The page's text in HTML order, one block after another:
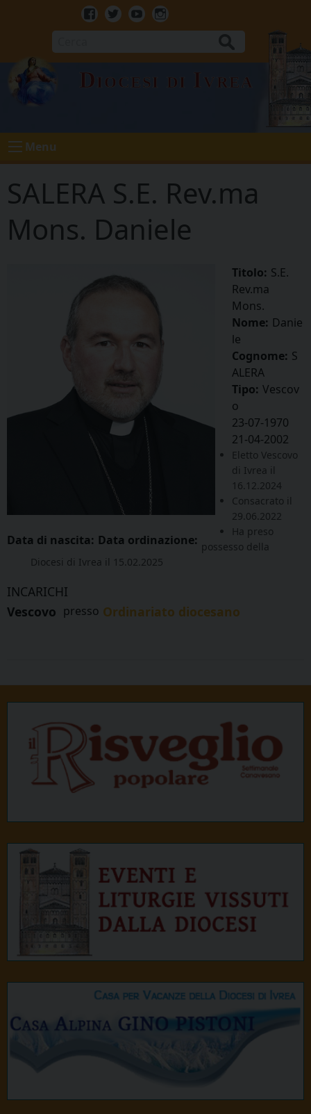
Facebook
TwitterYoutubeInstagram
Diocesi di Ivrea
Menu
SALERA S.E. Rev.ma
Mons. Daniele
Titolo: S.E.
Rev.ma
Mons.
Nome: Danie
le
Cognome: S
ALERA
Tipo: Vescov
o
Data di nascita:
23-07-1970
Data ordinazione:
21-04-2002
Eletto Vescovo
di Ivrea il
16.12.2024
Consacrato il
29.06.2022
Ha preso
possesso della
Diocesi di Ivrea il 15.02.2025
INCARICHI
Vescovo presso Ordinariato diocesano